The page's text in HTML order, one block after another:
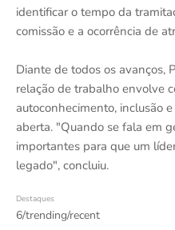
identificar o tempo da
comissão e a ocorrência de
Diante de todos os avanços,
relação de trabalho envolve
autoconhecimento, inclusão
aberta. "Quando se fala em
importantes para que um
legado", concluiu.
Destaques
6/trending/recent